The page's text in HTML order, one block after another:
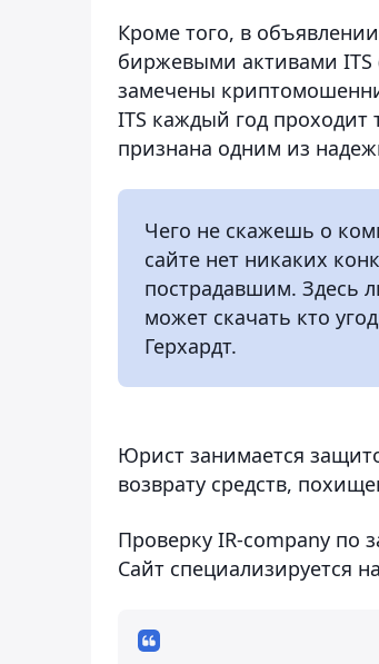
Кроме того, в
биржевыми активами ITS
замечены
ITS каждый год
признана одним из
Чего не скажешь о
сайте нет никаких
пострадавшим. Здесь
может скачать кто
Герхардт.
Юрист занимается
возврату средств,
Проверку IR-company по
Сайт специализируется